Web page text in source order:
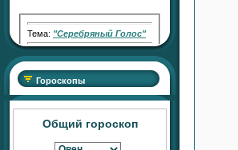
Тема:"Серебряный Голос"
Раздел:Работа с Кармой
Ответил:Transfiguration
Всего ответов:2
"Серебряный СВЕТ"
Гороскопы
Общий гороскоп